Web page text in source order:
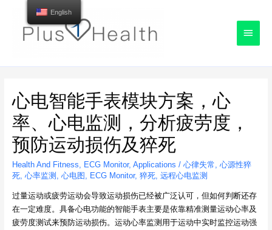
Main
心电智能手表模块方案，心
率、心电监测，分析疲劳度，
预防运动损伤及猝死
Health And Fitness, ECG Monitor, Applications / 心律失常, 心源性猝
死, 心率监测 , 心电图 , ECG Monitor, 猝死, 远程心电监测
过量运动或疲劳运动会导致运动损伤已经被广泛认可，但如何判断还存
在一定难度。具备心电功能的智能手表主要是依靠精准测量运动心率及
疲劳度测试来预防运动损伤。运动心率监测用于运动中实时监控运动强
English